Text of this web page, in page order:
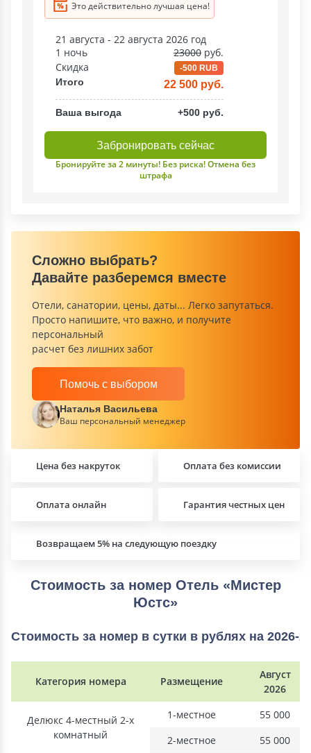
Это действительно лучшая цена!
21 августа - 22 августа 2026 год
1 ночь
23000 руб.
Скидка
-500 RUB
Итого 22 500 руб.
Ваша выгода +500 руб.
Забронировать сейчас
Бронируйте за 2 минуты! Без риска! Отмена без
штрафа
Сложно выбрать?
Давайте разберемся вместе
Отели, санатории, цены, даты... Легко запутаться.
Просто напишите, что важно, и получите
персональный
расчет без лишних забот
Помочь с выбором
Наталья Васильева
Ваш персональный менеджер
Цена без накруток Оплата без комиссии
Возвращаем 5% на следующую поездку
Оплата онлайн Гарантия честных цен
Стоимость за номер Отель «Мистер
Юстс»
Стоимость за номер в сутки в рублях на 2026-
Категория номера Размещение
Август
2026
Делюкс 4-местный 2-х
комнатный
1-местное
55 000
2-местное
55 000